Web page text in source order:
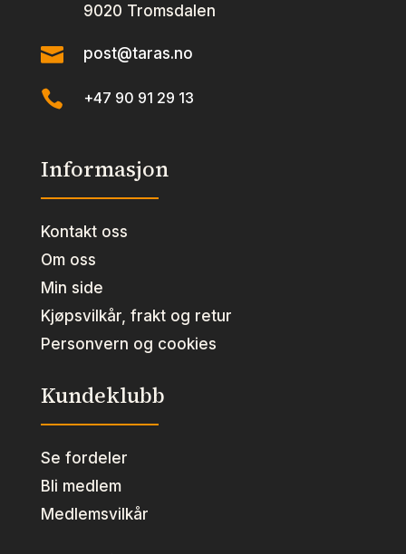
9020 Tromsdalen
 post@taras.no
 +47 90 91 29 13
Informasjon
Kontakt oss
Om oss
Min side
Kjøpsvilkår, frakt og retur
Personvern og cookies
Kundeklubb
Se fordeler
Bli medlem
Medlemsvilkår